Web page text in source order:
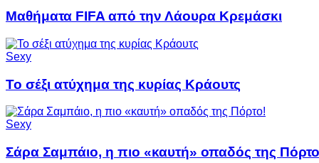
Μαθήματα FIFA από την Λάουρα Κρεμάσκι
Sexy
Το σέξι ατύχημα της κυρίας Κράουτς
Sexy
Σάρα Σαμπάιο, η πιο «καυτή» οπαδός της